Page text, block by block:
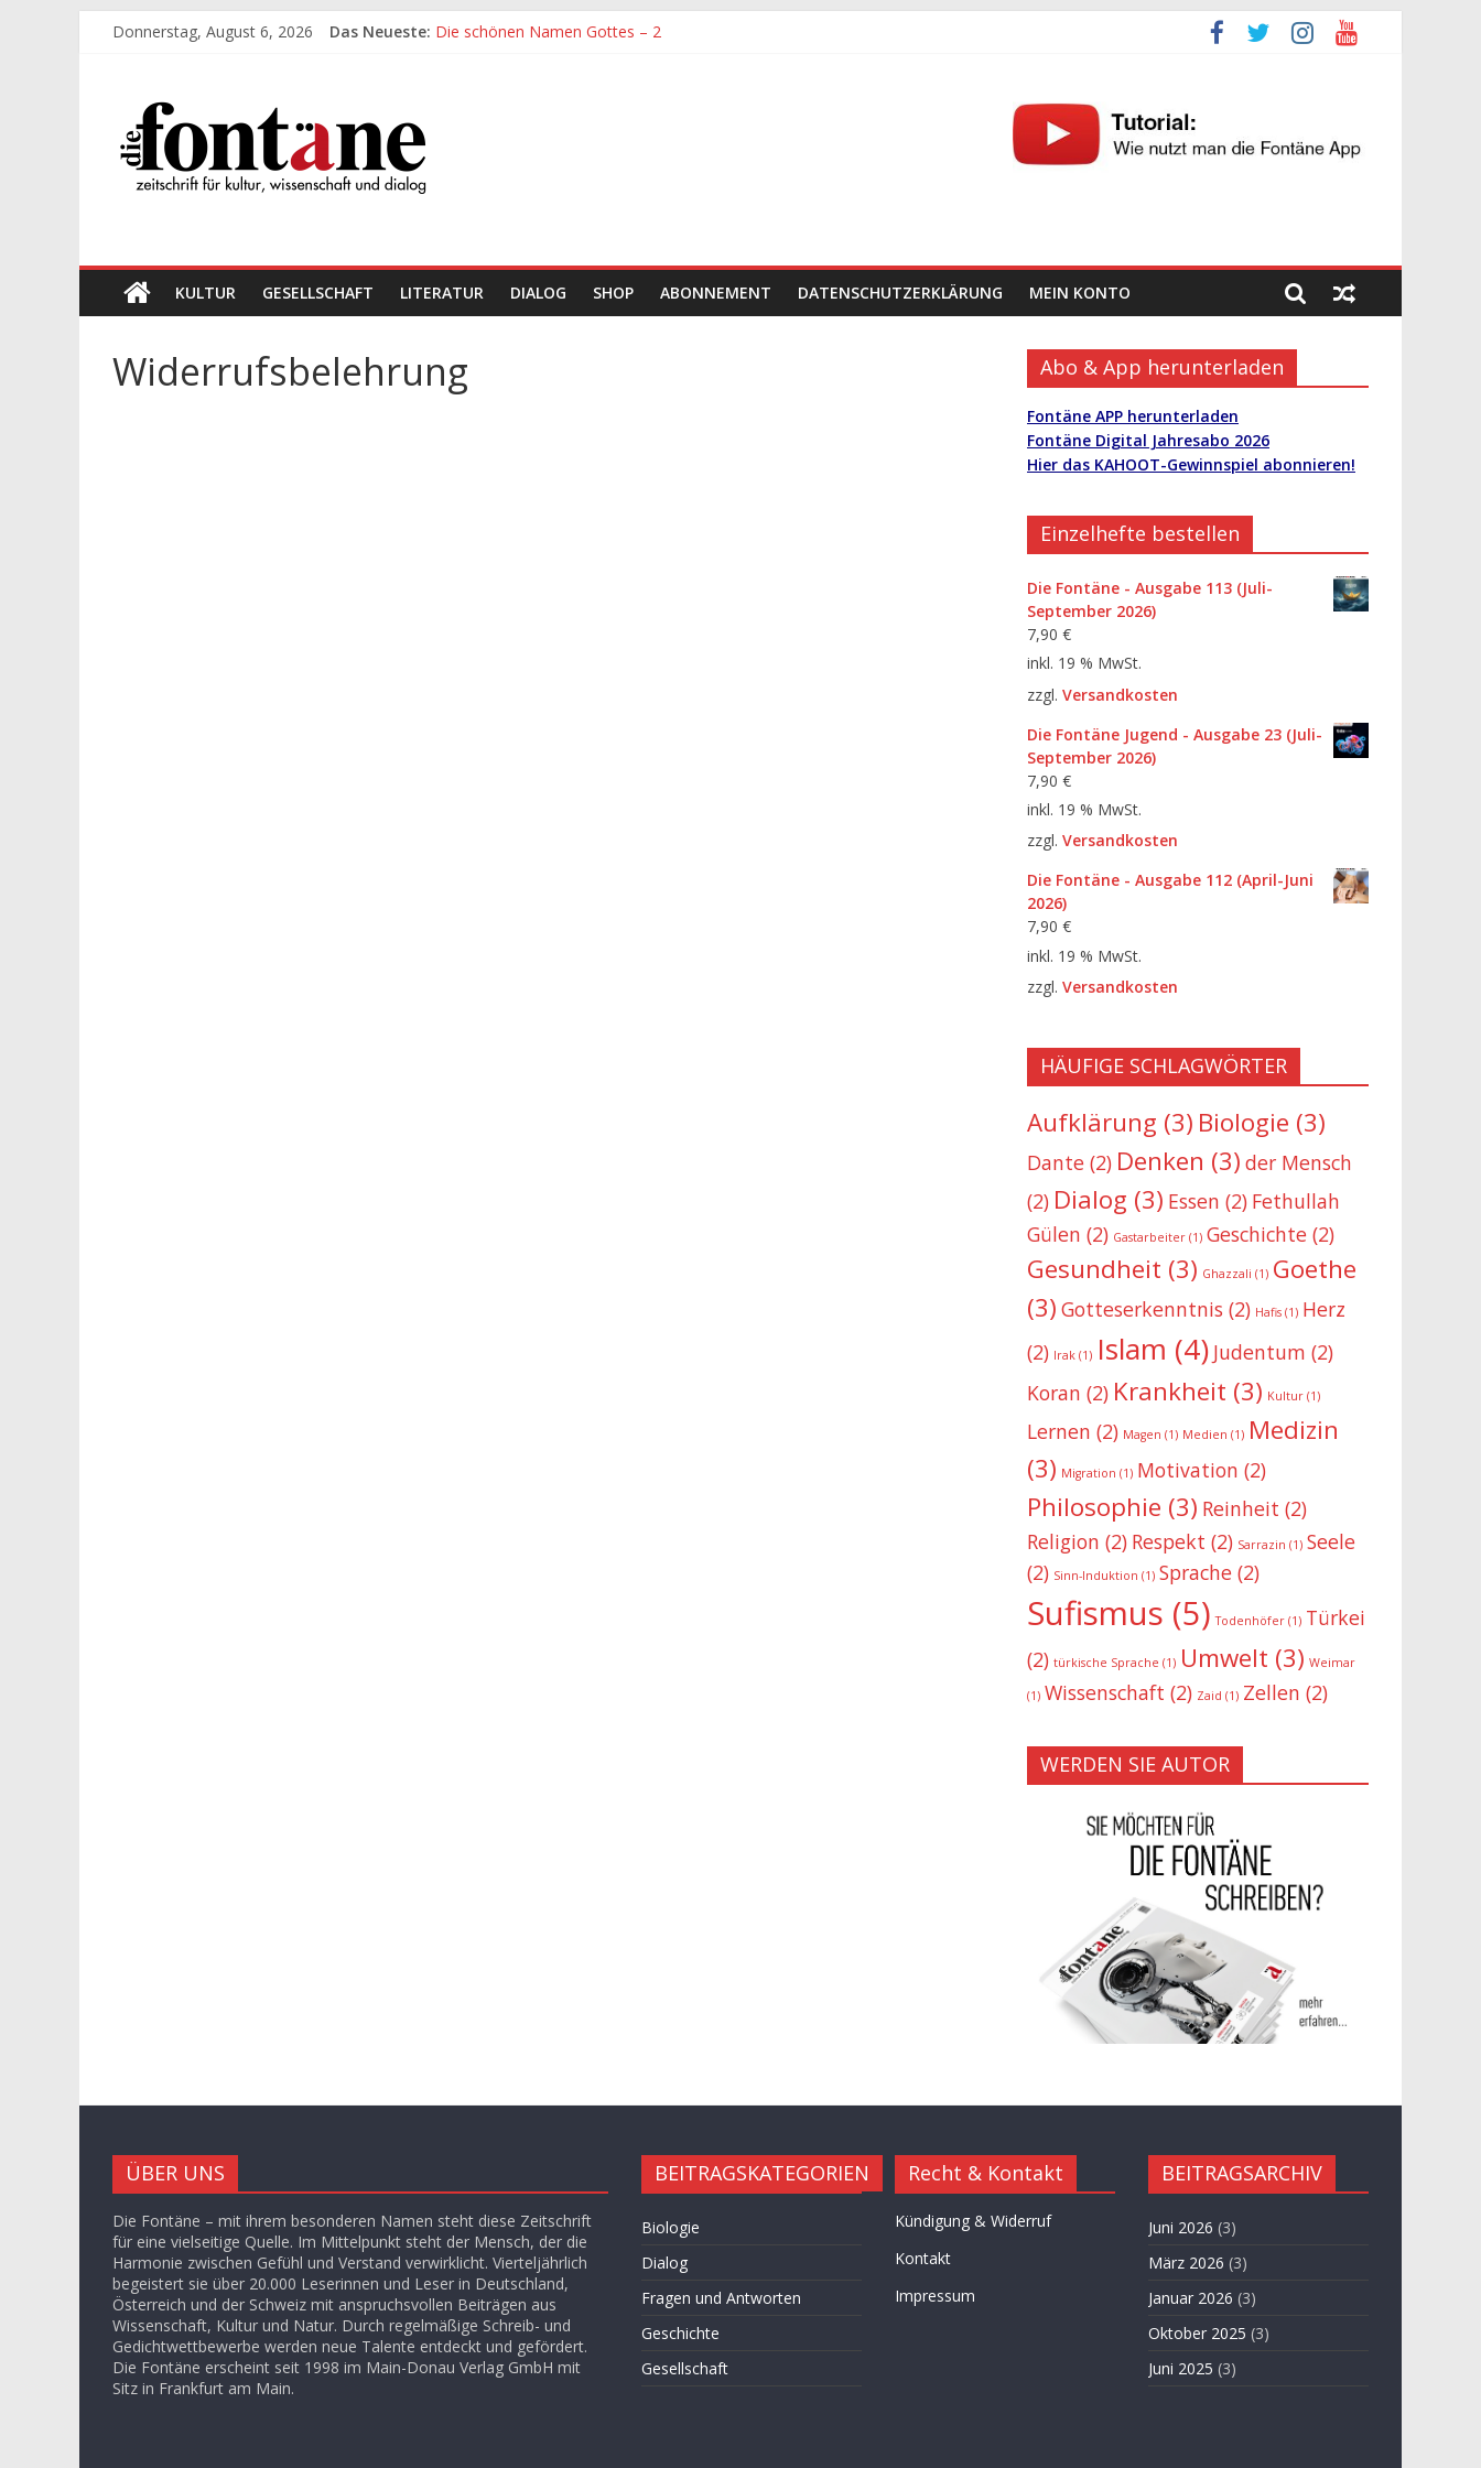
ZumDonnerstag, August 6, 2026 Das Neueste: Die schönen Namen Gottes – 2
Die
Fontäne
kultur,
wissenschaft
und
KULTUR GESELLSCHAFT LITERATUR DIALOG SHOP ABONNEMENT DATENSCHUTZERKLÄRUNG MEIN KONTO
Widerrufsbelehrung Abo & App herunterladen
Fontäne APP herunterladen
Fontäne Digital Jahresabo 2026
Hier das KAHOOT-Gewinnspiel abonnieren!
Einzelhefte bestellen
Die Fontäne - Ausgabe 113 (Juli-
September 2026)
7,90 €
inkl. 19 % MwSt.
zzgl. Versandkosten
Die Fontäne Jugend - Ausgabe 23 (Juli-
September 2026)
7,90 €
inkl. 19 % MwSt.
zzgl. Versandkosten
Die Fontäne - Ausgabe 112 (April-Juni
2026)
7,90 €
inkl. 19 % MwSt.
zzgl. Versandkosten
HÄUFIGE SCHLAGWÖRTER
Aufklärung (3) Biologie (3)
Dante (2) Denken (3) der Mensch
(2) Dialog (3) Essen (2) Fethullah
Gülen (2) Gastarbeiter (1) Geschichte (2)
Gesundheit (3) Ghazzali (1) Goethe
(3) Gotteserkenntnis (2) Hafis (1) Herz
(2) Irak (1) Islam (4) Judentum (2)
Koran (2) Krankheit (3) Kultur (1)
Lernen (2) Magen (1) Medien (1) Medizin
(3) Migration (1) Motivation (2)
Philosophie (3) Reinheit (2)
Religion (2) Respekt (2) Sarrazin (1) Seele
(2) Sinn-Induktion (1) Sprache (2)
Sufismus (5) Todenhöfer (1) Türkei
(2) türkische Sprache (1) Umwelt (3) Weimar
(1) Wissenschaft (2) Zaid (1) Zellen (2)
WERDEN SIE AUTOR
ÜBER UNS
Die Fontäne – mit ihrem besonderen Namen steht diese Zeitschrift
für eine vielseitige Quelle. Im Mittelpunkt steht der Mensch, der die
Harmonie zwischen Gefühl und Verstand verwirklicht. Vierteljährlich
begeistert sie über 20.000 Leserinnen und Leser in Deutschland,
Österreich und der Schweiz mit anspruchsvollen Beiträgen aus
Wissenschaft, Kultur und Natur. Durch regelmäßige Schreib- und
Gedichtwettbewerbe werden neue Talente entdeckt und gefördert.
Die Fontäne erscheint seit 1998 im Main-Donau Verlag GmbH mit
Sitz in Frankfurt am Main.
BEITRAGSKATEGORIEN
Biologie
Dialog
Fragen und Antworten
Geschichte
Gesellschaft
Recht & Kontakt
Kündigung & Widerruf
Kontakt
Impressum
BEITRAGSARCHIV
Juni 2026 (3)
März 2026 (3)
Januar 2026 (3)
Oktober 2025 (3)
Juni 2025 (3)